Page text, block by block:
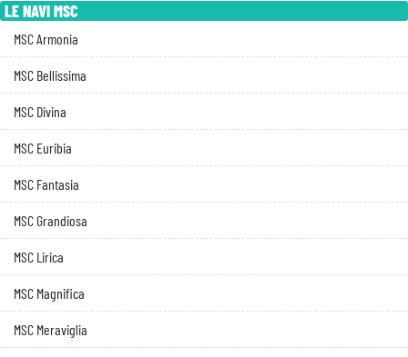
LE NAVI MSC
MSC Armonia
MSC Bellissima
MSC Divina
MSC Euribia
MSC Fantasia
MSC Grandiosa
MSC Lirica
MSC Magnifica
MSC Meraviglia